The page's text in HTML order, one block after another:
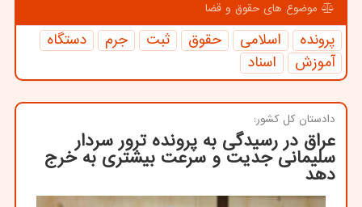
موضوع های حقوق و قضا
پرونده اسلامی حقوق ثبت جرم
دستگاه
آموزش
اسناد
دادستان كل كشور:
عراق در رسیدگی به پرونده ترور سردار
سلیمانی جدیت و سرعت بیشتری به خرج
دهد